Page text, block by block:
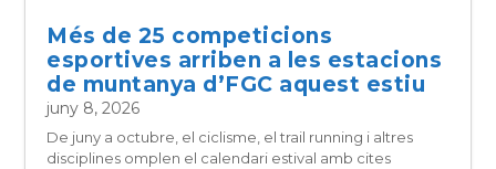
Més de 25 competicions
esportives arriben a les estacions
de muntanya d’FGC aquest estiu
juny 8, 2026
De juny a octubre, el ciclisme, el trail running i altres
disciplines omplen el calendari estival amb cites